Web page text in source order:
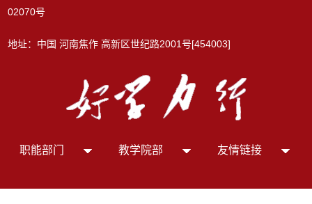
02070号
地址：中国 河南焦作 高新区世纪路2001号[454003]
职能部门 教学院部 友情链接